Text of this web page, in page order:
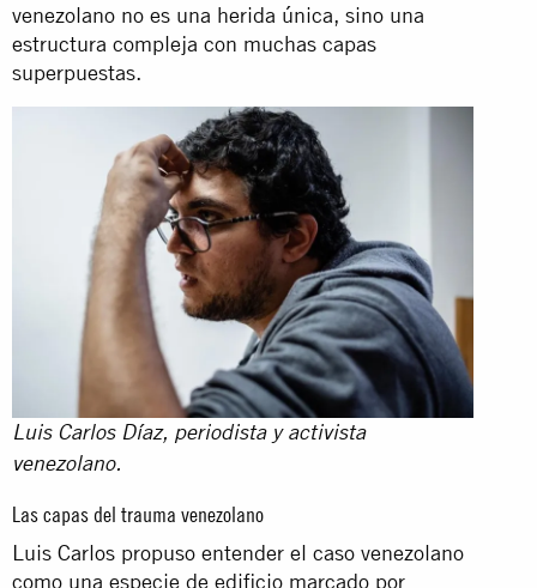
venezolano no es una herida única, sino una
estructura compleja con muchas capas
superpuestas.
Luis Carlos Díaz, periodista y activista
venezolano.
Las capas del trauma venezolano
Luis Carlos propuso entender el caso venezolano
como una especie de edificio marcado por